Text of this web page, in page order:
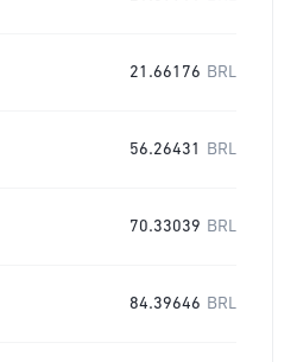
21.66176 BRL
56.26431 BRL
70.33039 BRL
84.39646 BRL